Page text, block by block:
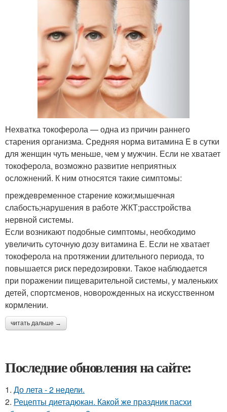
Нехватка токоферола — одна из причин раннего
старения организма. Средняя норма витамина E в сутки
для женщин чуть меньше, чем у мужчин. Если не хватает
токоферола, возможно развитие неприятных
осложнений. К ним относятся такие симптомы:
преждевременное старение кожи;мышечная
слабость;нарушения в работе ЖКТ;расстройства
нервной системы.
Если возникают подобные симптомы, необходимо
увеличить суточную дозу витамина E. Если не хватает
токоферола на протяжении длительного периода, то
повышается риск передозировки. Такое наблюдается
при поражении пищеварительной системы, у маленьких
детей, спортсменов, новорожденных на искусственном
кормлении.
читать дальше →
Последние обновления на сайте:
1. До лета - 2 недели.
2. Рецепты диетадюкан. Какой же праздник пасхи